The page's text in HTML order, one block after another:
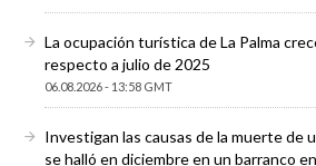
La ocupación turística de La Palma
respecto a julio de 2025
06.08.2026 - 13:58 GMT
Investigan las causas de la muerte de
se halló en diciembre en un barranco